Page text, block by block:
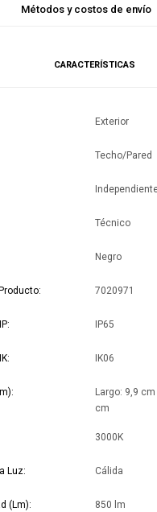
Métodos y costos de envío
CARACTERÍSTICAS
Exterior
Techo/Pared
Técnico
Negro
7020971
IP65
IK06
Largo: 9,9
cm
3000K
Luz Cálida
(Lm) 850 lm